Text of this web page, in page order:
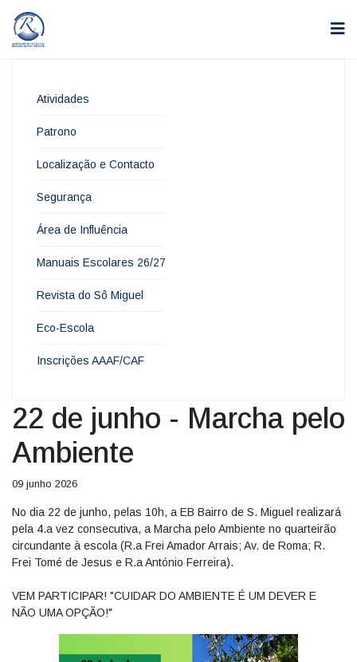
Atividades
Patrono
Localização e Contacto
Segurança
Área de Influência
Manuais Escolares 26/27
Revista do Sô Miguel
Eco-Escola
Inscrições AAAF/CAF
22 de junho - Marcha pelo
Ambiente
09 junho 2026
No dia 22 de junho, pelas 10h, a EB Bairro de S. Miguel realizará
pela 4.a vez consecutiva, a Marcha pelo Ambiente no quarteirão
circundante à escola (R.a Frei Amador Arrais; Av. de Roma; R.
Frei Tomé de Jesus e R.a António Ferreira).
VEM PARTICIPAR! "CUIDAR DO AMBIENTE É UM DEVER E
NÃO UMA OPÇÃO!"